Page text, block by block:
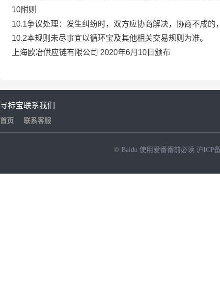
10附则
10.1争议处理：发生纠纷时，双方应协商解决，协商不成
10.2本规则未尽事宜以循环宝及其他相关交易规则为准。
上海欧冶供应链有限公司 2020年6月10日颁布
寻标宝
首页
联系我们
联系客服
© Baidu 使用爱番番前必读 沪ICP